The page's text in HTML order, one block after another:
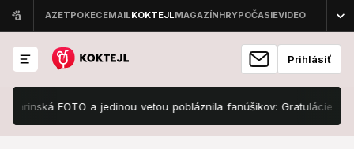
Prihlásiť
FOTO a jedinou vetou pobláznila fanúšikov: Gratulácie sa len